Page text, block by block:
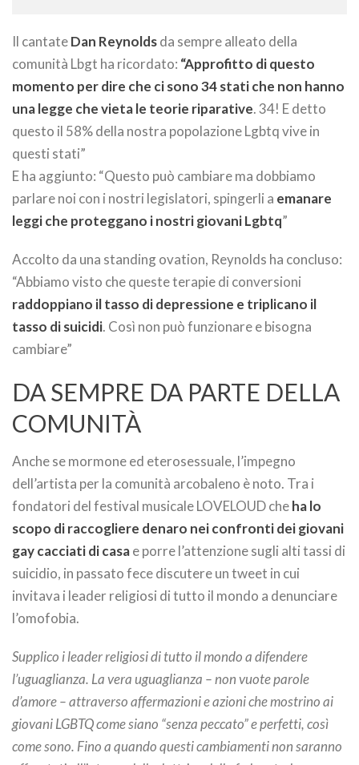
Il cantateDan Reynoldsda sempre alleato della
comunità Lbgt ha ricordato: “Approfitto di questo
momento per dire che ci sono 34 stati che non hanno
una legge che vieta le teorie riparative. 34! E detto
questo il 58% della nostra popolazione Lgbtq vive in
questi stati”
E ha aggiunto: “Questo può cambiare ma dobbiamo
parlare noi con i nostri legislatori, spingerli a emanare
leggi che proteggano i nostri giovani Lgbtq”
Accolto da una standing ovation, Reynolds ha concluso:
“Abbiamo visto che queste terapie di conversioni
raddoppiano il tasso di depressione e triplicano il
tasso di suicidi. Così non può funzionare e bisogna
cambiare”
DA SEMPRE DA PARTE DELLA
COMUNITÀ
Anche se mormone ed eterosessuale, l’impegno
dell’artista per la comunità arcobaleno è noto. Tra i
fondatori del festival musicale LOVELOUD cheha lo
scopo di raccogliere denaro nei confronti dei giovani
gay cacciati di casae porre l’attenzione sugli alti tassi di
suicidio, in passato fece discutere un tweet in cui
invitava i leader religiosi di tutto il mondo a denunciare
l’omofobia.
Supplico i leader religiosi di tutto il mondo a difendere
l’uguaglianza. La vera uguaglianza – non vuote parole
d’amore – attraverso affermazioni e azioni che mostrino ai
giovani LGBTQ come siano “senza peccato” e perfetti, così
come sono. Fino a quando questi cambiamenti non saranno